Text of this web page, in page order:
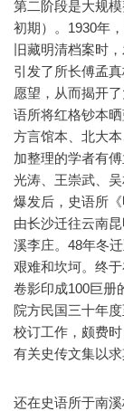
第二阶段是大规
初期）。1930年
旧藏明清档案时
引发了所长傅孟
愿望，从而揭开
语所将红格钞本
方言馆本、北大
加整理的学者有
光涛、王崇武、
爆发后，史语所
由长沙迁往云南
溪李庄。48年冬
艰难和坎坷。终
卷影印成100巨册
院方民国三十年
校订工作，颇费
有关史传文集以
还在史语所于南